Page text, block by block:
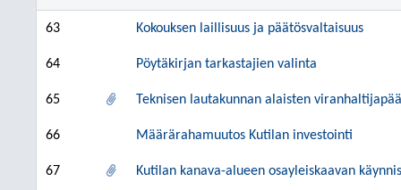
63 Kokouksen laillisuus ja päätösvaltaisuus
64 Pöytäkirjan tarkastajien valinta
65 Teknisen lautakunnan alaisten
66 Määrärahamuutos Kutilan investointi
67 Kutilan kanava-alueen osayleiskaavan